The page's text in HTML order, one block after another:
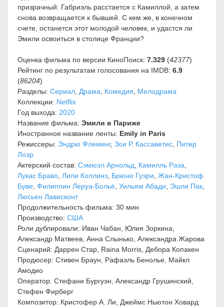
призрачный: Габриэль расстается с Камиллой, а затем
снова возвращается к бывшей. С кем же, в конечном
счете, останется этот молодой человек, и удастся ли
Эмили освоиться в столице Франции?
Оценка фильма по версии КиноПоиск: 7.329 (42377)
Рейтинг по результатам голосования на IMDB: 6.9
(86204)
Разделы: Сериал, Драма, Комедия, Мелодрама
Коллекции: Netflix
Год выхода: 2020
Название фильма: Эмили в Париже
Иностранное название ленты: Emily in Paris
Режиссеры: Эндрю Флеминг, Зои Р. Кассаветис, Питер
Лоэр
Актерский состав: Сэмюэл Арнольд, Камилль Раза,
Лукас Браво, Лили Коллинз, Брюно Гуэри, Жан-Кристоф
Буве, Филиппин Леруа-Больё, Уильям Абади, Эшли Пак,
Люсьен Лависконт
Продолжительность фильма: 30 мин
Производство: США
Роли дублировали: Иван Чабан, Юлия Зоркина,
Александр Матвеев, Анна Слынько, Александра Жарова
Сценарий: Даррен Стар, Raina Morris, Дебора Копакен
Продюсер: Стивен Браун, Рафаэль Бенолье, Майкл
Амодио
Оператор: Стефани Бургуэн, Александр Грушинский,
Стефен Фирберг
Композитор: Кристофер А. Ли, Джеймс Ньютон Ховард